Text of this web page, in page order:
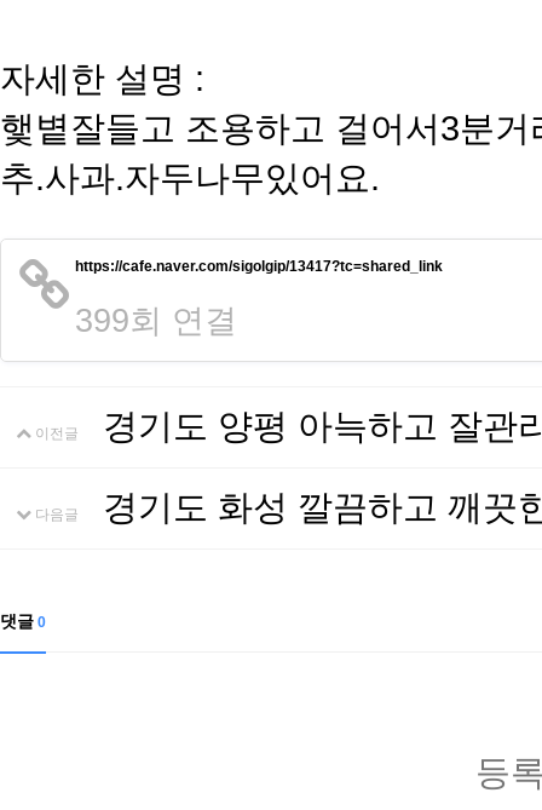
자세한 설명 :
햋볕잘들고 조용하고 걸어서3분
추.사과.자두나무있어요.
https://cafe.naver.com/sigolgip/13417?tc=shared_link
399회 연결
이전글 경기도 양평 아늑하고 잘관
다음글 경기도 화성 깔끔하고 깨끗
댓글 0
등